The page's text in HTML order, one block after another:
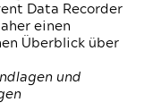
Data Recorder
einen
Überblick über
und